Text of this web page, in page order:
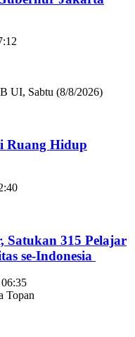
Ruang Hidup
Satukan 315 Pelajar
se-Indonesia